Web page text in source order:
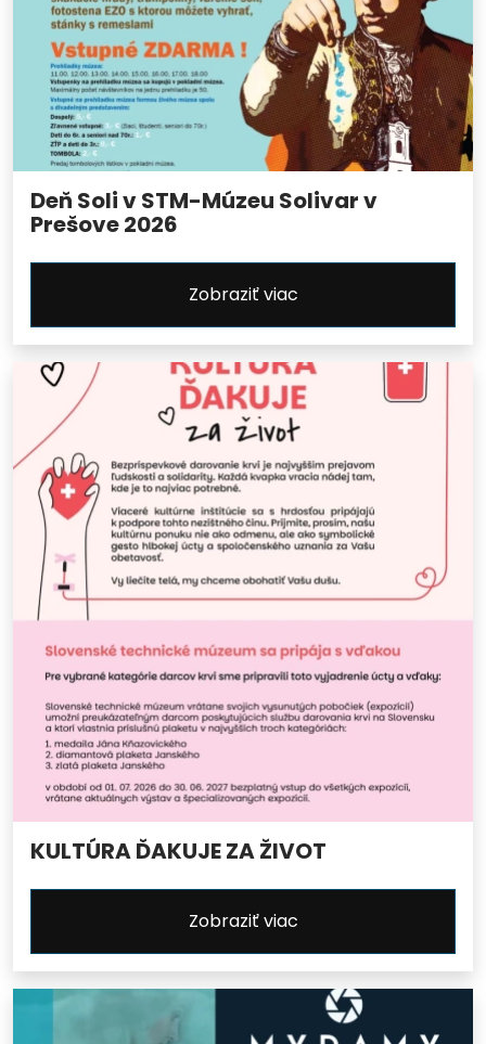
Deň Soli v STM-Múzeu Solivar v
Prešove 2026
Zobraziť viac
KULTÚRA ĎAKUJE ZA ŽIVOT
Zobraziť viac